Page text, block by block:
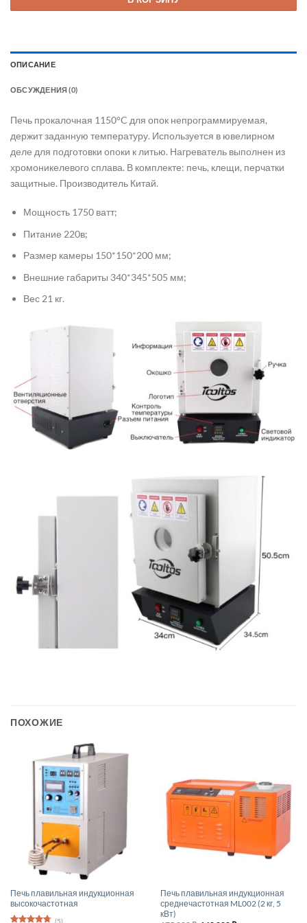
ОПИСАНИЕ
ОБСУЖДЕНИЯ (0)
Печь прокалочная 1150°C для опок непрограммируемая,
держит заданную температуру. Используется в ювелирном
деле для подготовки опоки к литью. Нагреватель выполнен из
хромоникелевого сплава. В комплекте: печь, клещи, перчатки
защитные. Производитель Китай.
Мощность 1750 ватт;
Питание 220в;
Размер камеры 150*150*200 мм;
Внешние габариты 340*345*505 мм;
Вес 21 кг.
ПОХОЖИЕ
Печь плавильная индукционная
высокочастотная
(5)
Печь плавильная индукционная
среднечастотная ML002 (2 кг, 5
кВт)